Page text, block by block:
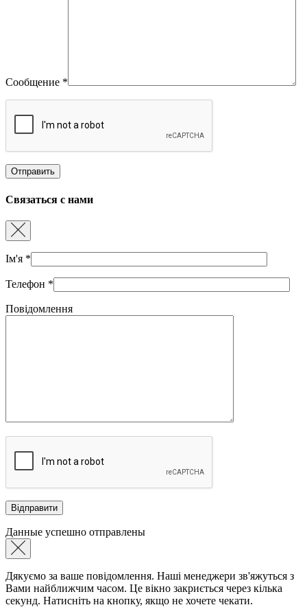
Сообщение *
Связаться с нами
Ім'я *
Телефон *
Повідомлення
Данные успешно отправлены
Дякуємо за ваше повідомлення. Наші менеджери зв'яжуться з
Вами найближчим часом. Це вікно закриється через кілька
секунд. Натисніть на кнопку, якщо не хочете чекати.